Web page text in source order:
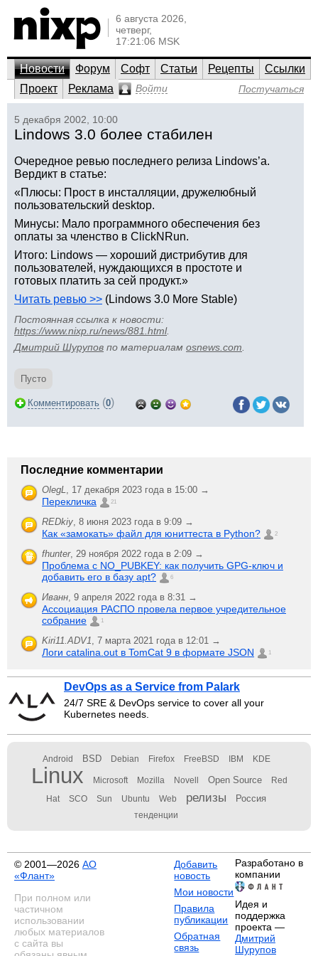
6 августа 2026,
четверг,
17:21:06 MSK
Новости Форум Софт Статьи Рецепты
Ссылки
Проект
Реклама Войти Постучаться
5 декабря 2002, 10:00
Lindows 3.0 более стабилен
Очередное ревью последнего релиза Lindows’а.
Вердикт в статье:
«Плюсы: Прост в инсталляции, дружелюбный
пользовательский desktop.
Минусы: Мало программного обеспечения без
оплаты за членство в ClickNRun.
Итого: Lindows — хороший дистрибутив для
пользователей, нуждающихся в простоте и
готовых платить за сей продукт.»
Читать ревью >> (Lindows 3.0 More Stable)
Постоянная ссылка к новости:
https://www.nixp.ru/news/881.html.
Дмитрий Шурупов по материалам osnews.com
Пусто
Комментировать (0)
Последние комментарии
OlegL, 17 декабря 2023 года в 15:00 →
Перекличка 21
REDkiy, 8 июня 2023 года в 9:09 →
Как «замокать» файл для юниттеста в Python? 2
fhunter, 29 ноября 2022 года в 2:09 →
Проблема с NO_PUBKEY: как получить GPG-ключ и
добавить его в базу apt?
6
Иванн, 9 апреля 2022 года в 8:31 →
Ассоциация РАСПО провела первое учредительное
собрание
1
Kiri11.ADV1, 7 марта 2021 года в 12:01 →
Логи catalina.out в TomCat 9 в формате JSON 1
DevOps as a Service from Palark
24/7 SRE & DevOps service to cover all your
Kubernetes needs.
Android BSD Debian Firefox FreeBSD IBM KDE
Linux Microsoft Mozilla Novell Open Source Red
Hat SCO Sun Ubuntu Web релизы Россия
тенденции
© 2001—2026 АО
«Флант»
При полном или
частичном
использовании
любых материалов
с сайта вы
Добавить
новость
Мои новости
Правила
публикации
Обратная
связь
Разработано в
компании
Идея и
поддержка
проекта —
Дмитрий
Шурупов